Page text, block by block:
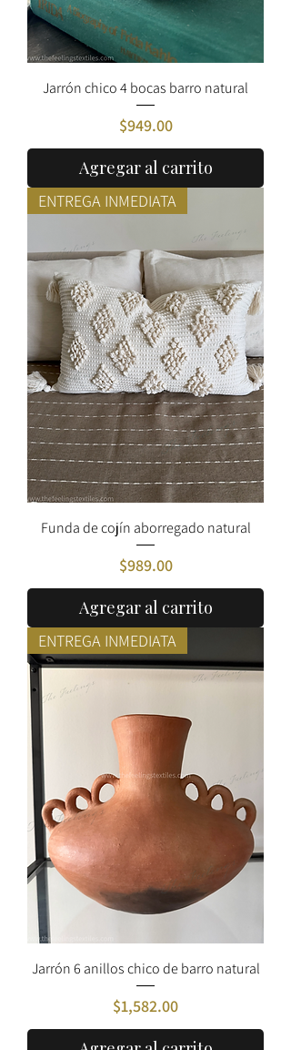
Jarrón chico 4 bocas barro natural
Precio
$949.00
Agregar al carrito
ENTREGA INMEDIATA
Funda de cojín aborregado natural
Precio
$989.00
Agregar al carrito
ENTREGA INMEDIATA
Jarrón 6 anillos chico de barro natural
Precio
$1,582.00